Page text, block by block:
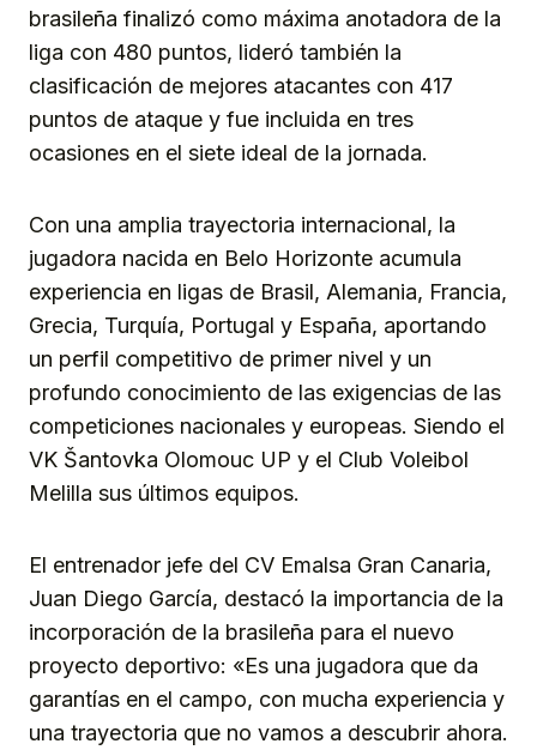
brasileña finalizó como máxima anotadora de la
liga con 480 puntos, lideró también la
clasificación de mejores atacantes con 417
puntos de ataque y fue incluida en tres
ocasiones en el siete ideal de la jornada.
Con una amplia trayectoria internacional, la
jugadora nacida en Belo Horizonte acumula
experiencia en ligas de Brasil, Alemania, Francia,
Grecia, Turquía, Portugal y España, aportando
un perfil competitivo de primer nivel y un
profundo conocimiento de las exigencias de las
competiciones nacionales y europeas. Siendo el
VK Šantovka Olomouc UP y el Club Voleibol
Melilla sus últimos equipos.
El entrenador jefe del CV Emalsa Gran Canaria,
Juan Diego García, destacó la importancia de la
incorporación de la brasileña para el nuevo
proyecto deportivo: «Es una jugadora que da
garantías en el campo, con mucha experiencia y
una trayectoria que no vamos a descubrir ahora.